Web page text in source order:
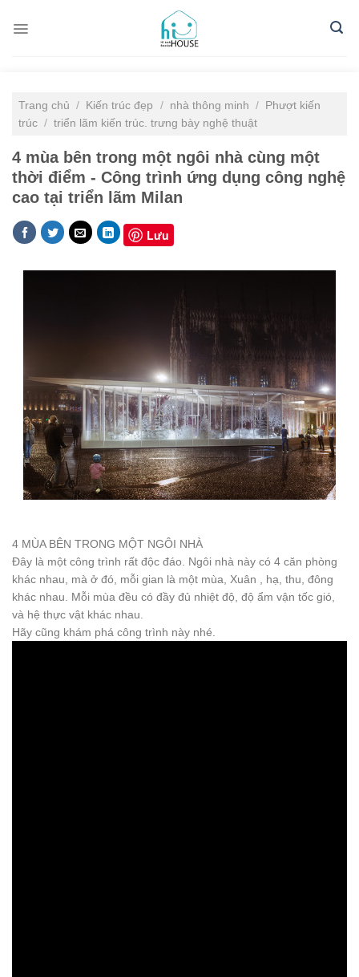
Trang chủ / Kiến trúc đẹp / nhà thông minh / Phượt kiến
trúc / triển lãm kiến trúc. trưng bày nghệ thuật
4 mùa bên trong một ngôi nhà cùng một
thời điểm - Công trình ứng dụng công nghệ
cao tại triển lãm Milan
Lưu
4 MÙA BÊN TRONG MỘT NGÔI NHÀ
Đây là một công trình rất độc đáo. Ngôi nhà này có 4 căn phòng
khác nhau, mà ở đó, mỗi gian là một mùa, Xuân , hạ, thu, đông
khác nhau. Mỗi mùa đều có đầy đủ nhiệt độ, độ ẩm vận tốc gió,
và hệ thực vật khác nhau.
Hãy cũng khám phá công trình này nhé.